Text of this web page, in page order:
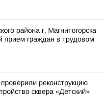
района г. Магнитогорска
прием граждан в трудовом
реконструкцию
сквера «Детский»